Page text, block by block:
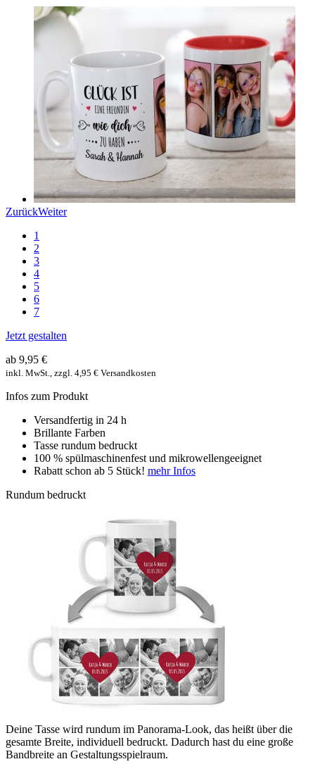
ZurückWeiter
1
2
3
4
5
6
7
Jetzt gestalten
ab 9,95 €
inkl. MwSt., zzgl. 4,95 € Versandkosten
Infos zum Produkt
Versandfertig in 24 h
Brillante Farben
Tasse rundum bedruckt
100 % spülmaschinenfest und mikrowellengeeignet
Rabatt schon ab 5 Stück! mehr Infos
Rundum bedruckt
Deine Tasse wird rundum im Panorama-Look, das heißt über die
gesamte Breite, individuell bedruckt. Dadurch hast du eine große
Bandbreite an Gestaltungsspielraum.